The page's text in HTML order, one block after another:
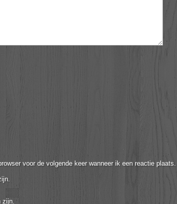
voor de volgende keer wanneer ik een reactie plaats.
zijn.